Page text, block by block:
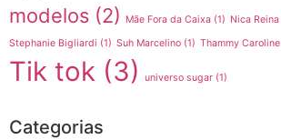
modelos (2) Mãe Fora da Caixa (1) Nica Reina
Stephanie Bigliardi (1) Suh Marcelino (1) Thammy Caroline
Tik tok (3) universo sugar (1)
Categorias